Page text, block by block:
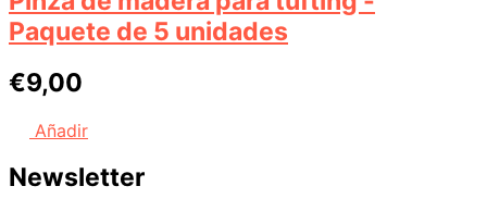
Paquete de 5 unidades
€9,00
Añadir
Newsletter